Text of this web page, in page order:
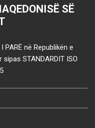
SË
PARË në Republikën e
STANDARDIT ISO